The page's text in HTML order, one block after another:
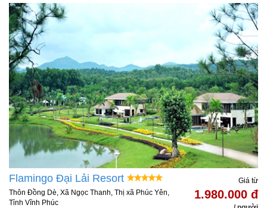
Flamingo Đại Lải Resort
Thôn Đồng Dè, Xã Ngọc Thanh, Thị xã Phúc Yên,
Tỉnh Vĩnh Phúc
Giá từ
1.980.000 đ